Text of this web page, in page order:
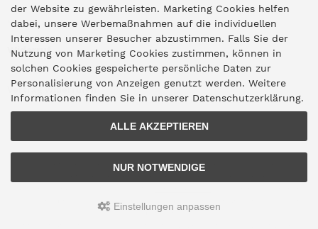
"Deko 409" Bernkastel-Kues
Widerruf
Vertrag widerrufen
*Lieferzeitangaben gelten für den Versand innerhalb Deutschlands.
Preise entsprechen dem bisherigen Preis bei Schneider Grillgeräte aus Idar-
Oberstein.
der Website zu gewährleisten. Marketing Cookies helfen
dabei, unsere Werbemaßnahmen auf die individuellen
Interessen unserer Besucher abzustimmen. Falls Sie der
Nutzung von Marketing Cookies zustimmen, können in
solchen Cookies gespeicherte persönliche Daten zur
Personalisierung von Anzeigen genutzt werden. Weitere
Informationen finden Sie in unserer Datenschutzerklärung.
ALLE AKZEPTIEREN
NUR NOTWENDIGE
Einstellungen anpassen